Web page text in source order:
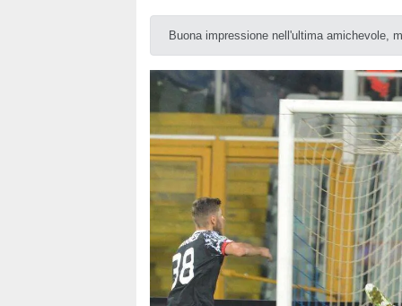
Buona impressione nell'ultima amichevole,